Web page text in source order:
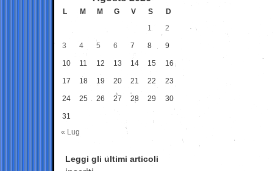
L M M G V S
D
1
2
3 4 5 6 7 8 9
10 11 12 13 14 15 16
17 18 19 20 21 22 23
24 25 26 27 28 29 30
31
« Lug
Leggi gli ultimi articoli